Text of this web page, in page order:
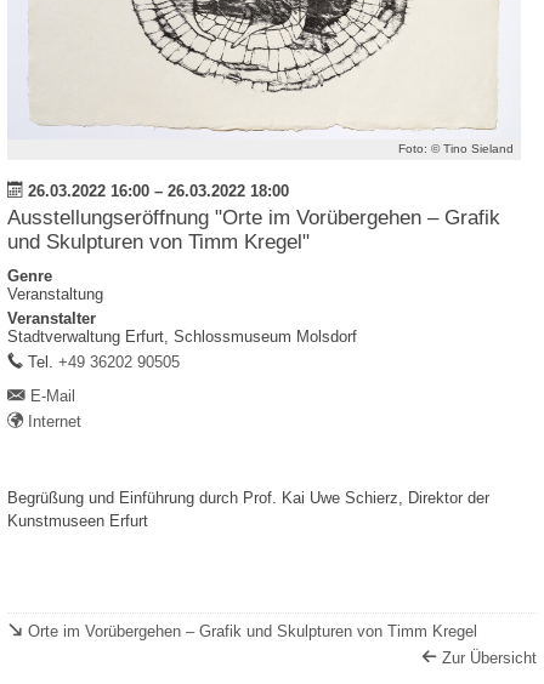
Foto: © Tino Sieland
26.03.2022 16:00 – 26.03.2022 18:00
Ausstellungseröffnung "Orte im Vorübergehen – Grafik
und Skulpturen von Timm Kregel"
Genre
Veranstaltung
Veranstalter
Stadtverwaltung Erfurt, Schlossmuseum Molsdorf
work
Tel. +49 36202 90505
E-Mail
Internet
Begrüßung und Einführung durch Prof. Kai Uwe Schierz, Direktor der
Kunstmuseen Erfurt
Orte im Vorübergehen – Grafik und Skulpturen von Timm Kregel
Zur Übersicht